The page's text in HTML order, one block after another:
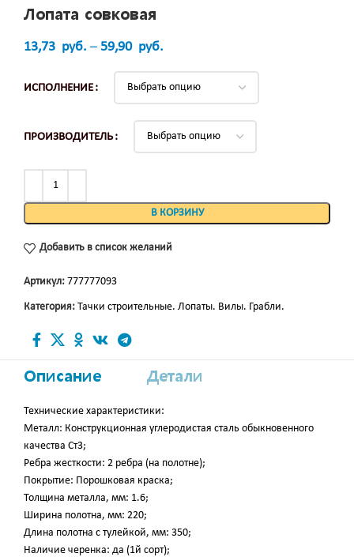
Лопата совковая
13,73 руб. – 59,90 руб.
ИСПОЛНЕНИЕ
ПРОИЗВОДИТЕЛЬ
В КОРЗИНУ
Добавить в список желаний
Артикул: 777777093
Категория: Тачки строительные. Лопаты. Вилы. Грабли.
Описание Детали
Технические характеристики:
Металл: Конструкционная углеродистая сталь обыкновенного
качества Ст3;
Ребра жесткости: 2 ребра (на полотне);
Покрытие: Порошковая краска;
Толщина металла, мм: 1.6;
Ширина полотна, мм: 220;
Длина полотна с тулейкой, мм: 350;
Наличие черенка: да (1й сорт);